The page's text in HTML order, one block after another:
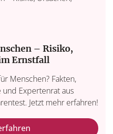
– Risiko,
Ernstfall
Menschen? Fakten,
Expertenrat aus
Jetzt mehr erfahren!